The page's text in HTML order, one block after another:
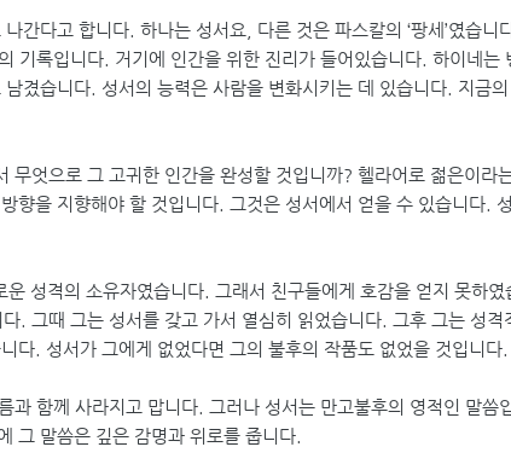
간다고 합니다. 하나는 성서요, 다른 것은 파스칼의 ‘팡세’였습니
기록입니다. 거기에 인간을 위한 진리가 들어있습니다. 하이네는
겼습니다. 성서의 능력은 사람을 변화시키는 데 있습니다. 지금
엇으로 그 고귀한 인간을 완성할 것입니까? 헬라어로 젊은이라
향을 지향해야 할 것입니다. 그것은 성서에서 얻을 수 있습니다.
성격의 소유자였습니다. 그래서 친구들에게 호감을 얻지 못하
. 그때 그는 성서를 갖고 가서 열심히 읽었습니다. 그후 그는 성
다. 성서가 그에게 없었다면 그의 불후의 작품도 없었을 것입니다.
과 함께 사라지고 맙니다. 그러나 성서는 만고불후의 영적인 말씀
그 말씀은 깊은 감명과 위로를 줍니다.